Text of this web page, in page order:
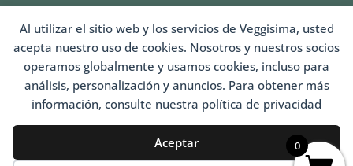
Al utilizar el sitio web y los servicios de Veggisima, usted
acepta nuestro uso de cookies. Nosotros y nuestros socios
operamos globalmente y usamos cookies, incluso para
análisis, personalización y anuncios. Para obtener más
información, consulte nuestra política de privacidad
Aceptar 0